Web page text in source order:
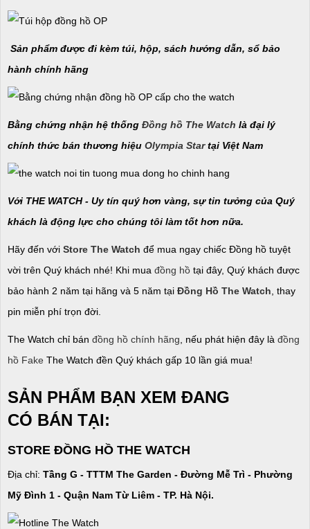
Sản phẩm được đi kèm túi, hộp, sách hướng dẫn, sổ bảo
hành chính hãng
Bằng chứng nhận hệ thống Đồng hồ The Watch là đại lý
chính thức bán thương hiệu Olympia Startại Việt Nam
Với THE WATCH - Uy tín quý hơn vàng, sự tin tưởng của Quý
khách là động lực cho chúng tôi làm tốt hơn nữa.
Hãy đến với Store The Watch để mua ngay chiếc Đồng hồ tuyệt
vời trên Quý khách nhé! Khi mua đồng hồ tại đây, Quý khách được
bảo hành 2 năm tại hãng và 5 năm tại Đồng Hồ The Watch , thay
pin miễn phí trọn đời.
The Watch chỉ bán đồng hồ chính hãng , nếu phát hiện đây là đồng
hồ Fake The Watch đền Quý khách gấp 10 lần giá mua!
SẢN PHẨM BẠN XEM ĐANG
CÓ BÁN TẠI:
STORE ĐỒNG HỒ THE WATCH
Địa chỉ: Tầng G - TTTM The Garden - Đường Mễ Trì - Phường
Mỹ Đình 1 - Quận Nam Từ Liêm - TP. Hà Nội.